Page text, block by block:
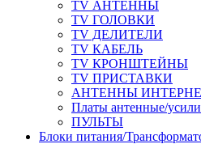
TV АНТЕННЫ
TV ГОЛОВКИ
TV ДЕЛИТЕЛИ
TV КАБЕЛЬ
TV КРОНШТЕЙНЫ
TV ПРИСТАВКИ
АНТЕННЫ
Платы антенные/
ПУЛЬТЫ
Блоки питания/